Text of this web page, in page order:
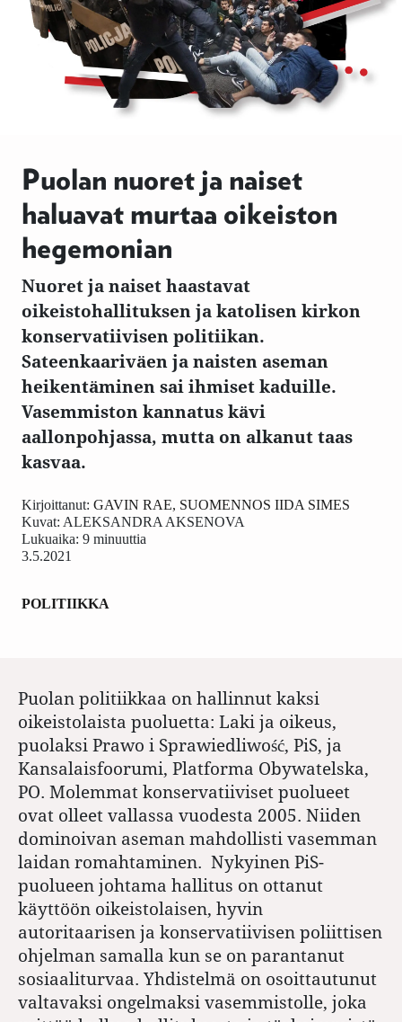
Puolan nuoret ja naiset
haluavat murtaa oikeiston
hegemonian
Nuoret ja naiset haastavat
oikeistohallituksen ja katolisen kirkon
konservatiivisen politiikan.
Sateenkaariväen ja naisten aseman
heikentäminen sai ihmiset kaduille.
Vasemmiston kannatus kävi
aallonpohjassa, mutta on alkanut taas
kasvaa.
3.5.2021
Kirjoittanut: GAVIN RAE, SUOMENNOS IIDA SIMES
Kuvat: ALEKSANDRA AKSENOVA
Lukuaika: 9 minuuttia
POLITIIKKA
Puolan politiikkaa on hallinnut kaksi
oikeistolaista puoluetta: Laki ja oikeus,
puolaksi Prawo i Sprawiedliwość, PiS, ja
Kansalaisfoorumi, Platforma Obywatelska,
PO. Molemmat konservatiiviset puolueet
ovat olleet vallassa vuodesta 2005. Niiden
dominoivan aseman mahdollisti vasemman
laidan romahtaminen. Nykyinen PiS-
puolueen johtama hallitus on ottanut
käyttöön oikeistolaisen, hyvin
autoritaarisen ja konservatiivisen poliittisen
ohjelman samalla kun se on parantanut
sosiaaliturvaa. Yhdistelmä on osoittautunut
valtavaksi ongelmaksi vasemmistolle, joka